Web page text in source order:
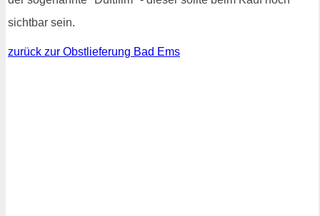
sichtbar sein.
zurück zur Obstlieferung Bad Ems